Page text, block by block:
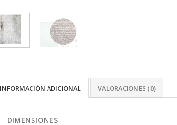
INFORMACIÓN ADICIONAL VALORACIONES (0)
DIMENSIONES